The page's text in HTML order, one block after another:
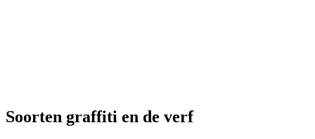
Soorten graffiti en de verf